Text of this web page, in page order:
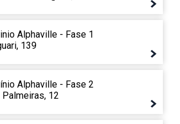
Alphaville - Fase 1
139
Alphaville - Fase 2
Palmeiras, 12